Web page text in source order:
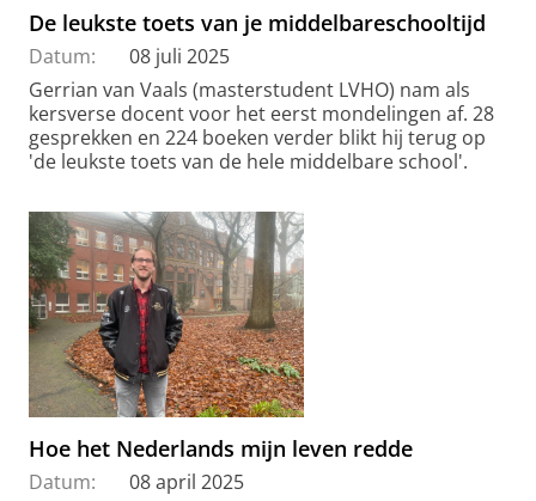
De leukste toets van je middelbareschooltijd
Datum:
08 juli 2025
Gerrian van Vaals (masterstudent LVHO) nam als
kersverse docent voor het eerst mondelingen af. 28
gesprekken en 224 boeken verder blikt hij terug op
'de leukste toets van de hele middelbare school'.
Hoe het Nederlands mijn leven redde
Datum:
08 april 2025